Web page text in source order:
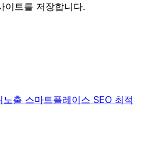
이트를 저장합니다.
출 스마트플레이스 SEO 최적